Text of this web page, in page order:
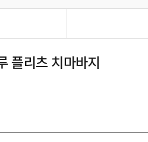
플리츠 치마바지